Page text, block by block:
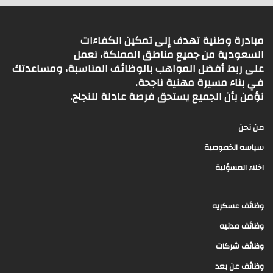
مبادرة وطنية تهدف إلى تمكين الكفاءات
السعودية من جميع مناطق المملكة، نعمل
على ربط أفضل المواهب بالوظائف المناسبة، ومساعدتك
في بناء مسيرة مهنية ناجحة.
نؤمن بأن الجميع يستحق فرصة عادلة للنجاح.
من نحن
سياسه الخصوصية
اخلاء المسؤلية
وظائف عسكريه
وظائف مدنيه
وظائف شركات
وظائف عن بعد